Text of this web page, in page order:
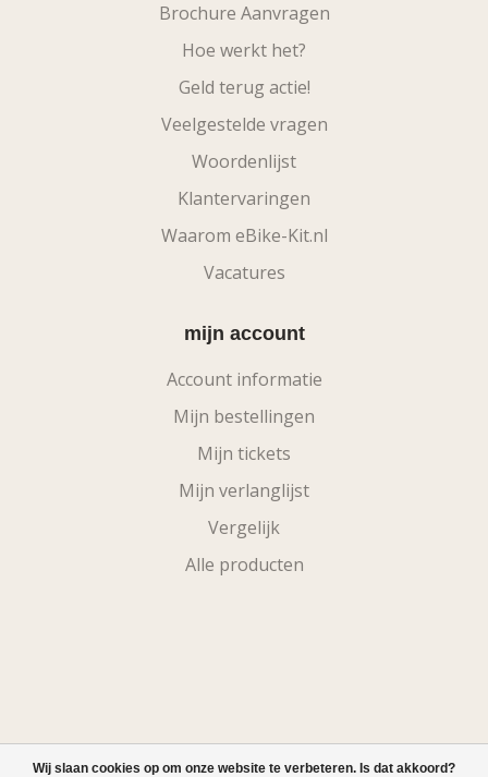
Wij slaan cookies op om onze website te verbeteren. Is dat akkoord?
Brochure Aanvragen
Hoe werkt het?
Geld terug actie!
Veelgestelde vragen
Woordenlijst
Klantervaringen
Waarom eBike-Kit.nl
Vacatures
mijn account
Account informatie
Mijn bestellingen
Mijn tickets
Mijn verlanglijst
Vergelijk
Alle producten